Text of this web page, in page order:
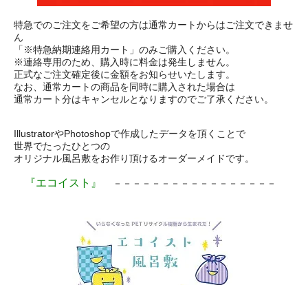
特急でのご注文をご希望の方は通常カートからはご注文できませ
ん
「※特急納期連絡用カート」のみご購入ください。
※連絡専用のため、購入時に料金は発生しません。
正式なご注文確定後に金額をお知らせいたします。
なお、通常カートの商品を同時に購入された場合は
通常カート分はキャンセルとなりますのでご了承ください。
IllustratorやPhotoshopで作成したデータを頂くことで
世界でたったひとつの
オリジナル風呂敷をお作り頂けるオーダーメイドです。
『エコイスト』 －－－－－－－－－－－－－－－－－